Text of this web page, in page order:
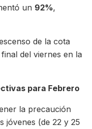
un 92%,
de la cota
del viernes en la
para Febrero
la precaución
jóvenes (de 22 y 25